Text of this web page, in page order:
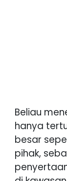
Beliau
hanya
besar
pihak,